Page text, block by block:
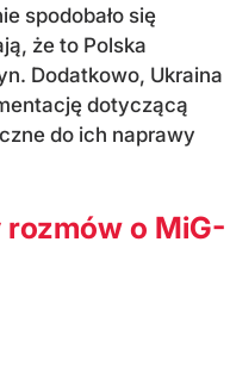
spodobało się
że to Polska
Dodatkowo, Ukraina
dotyczącą
do ich naprawy
o MiG-